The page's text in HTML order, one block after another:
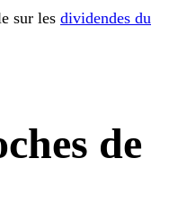
sur les dividendes du
de